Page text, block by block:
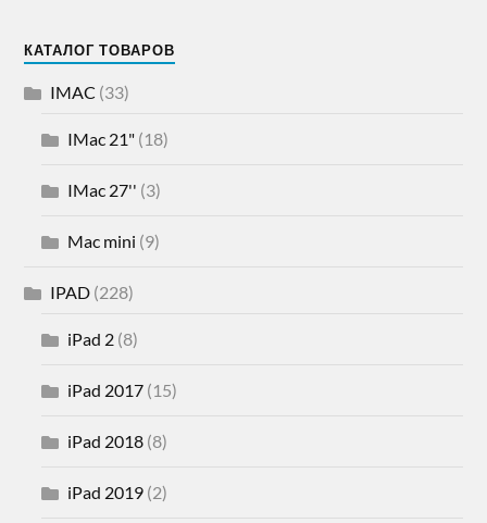
КАТАЛОГ ТОВАРОВ
IMAC (33)
IMac 21" (18)
IMac 27'' (3)
Mac mini (9)
IPAD (228)
iPad 2 (8)
iPad 2017 (15)
iPad 2018 (8)
iPad 2019 (2)